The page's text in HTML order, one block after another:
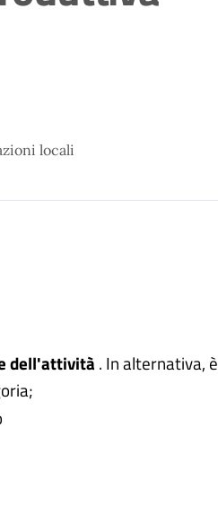
locali
dell'attività . In alternativa,